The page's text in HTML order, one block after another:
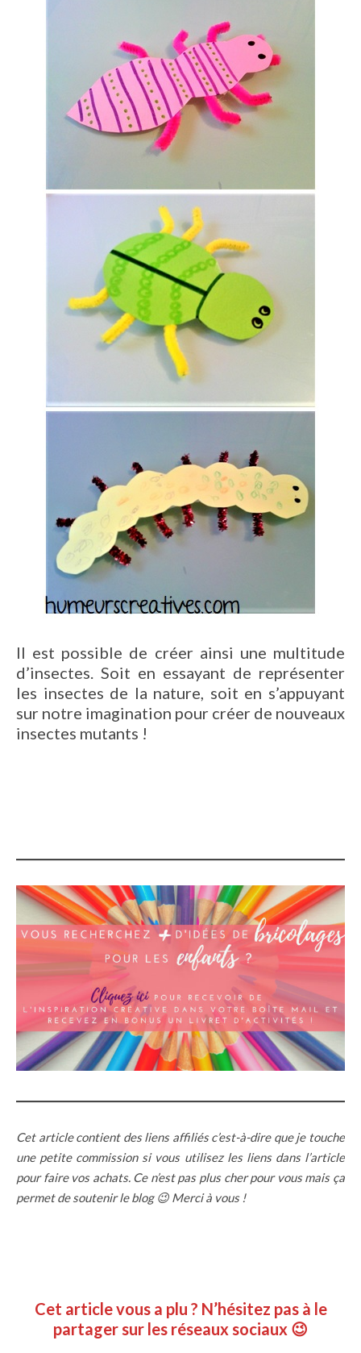
Il est possible de créer ainsi une multitude
d’insectes. Soit en essayant de représenter
les insectes de la nature, soit en s’appuyant
sur notre imagination pour créer de nouveaux
insectes mutants !
Cet article contient des liens affiliés c’est-à-dire que je touche
une petite commission si vous utilisez les liens dans l’article
pour faire vos achats. Ce n’est pas plus cher pour vous mais ça
permet de soutenir le blog 😉 Merci à vous !
Cet article vous a plu ? N’hésitez pas à le
partager sur les réseaux sociaux 😉